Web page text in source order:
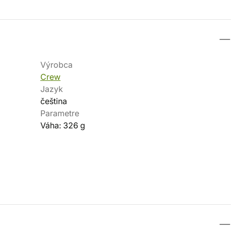
Výrobca
Crew
Jazyk
čeština
Parametre
Váha: 326 g